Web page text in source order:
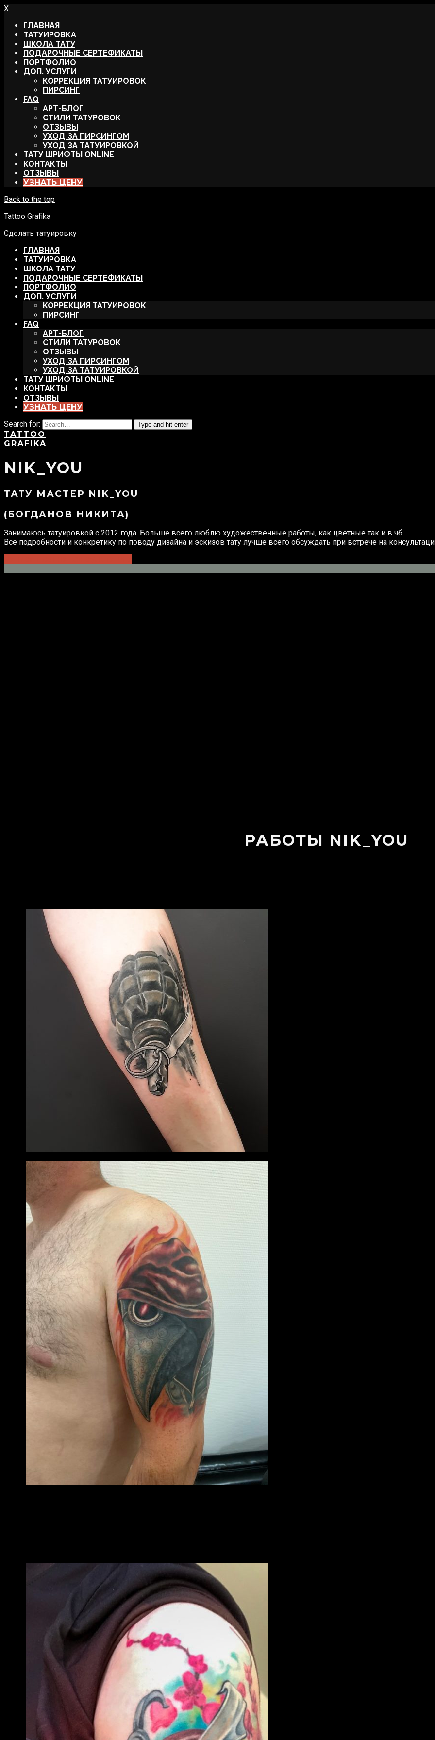
X
ГЛАВНАЯ
ТАТУИРОВКА
ШКОЛА ТАТУ
ПОДАРОЧНЫЕ СЕРТЕФИКАТЫ
ПОРТФОЛИО
ДОП. УСЛУГИ
КОРРЕКЦИЯ ТАТУИРОВОК
ПИРСИНГ
FAQ
АРТ-БЛОГ
СТИЛИ ТАТУРОВОК
ОТЗЫВЫ
УХОД ЗА ПИРСИНГОМ
УХОД ЗА ТАТУИРОВКОЙ
ТАТУ ШРИФТЫ ONLINE
КОНТАКТЫ
ОТЗЫВЫ
УЗНАТЬ ЦЕНУ
Back to the top
Tattoo Grafika
Сделать татуировку
ГЛАВНАЯ
ТАТУИРОВКА
ШКОЛА ТАТУ
ПОДАРОЧНЫЕ СЕРТЕФИКАТЫ
ПОРТФОЛИО
ДОП. УСЛУГИ
КОРРЕКЦИЯ ТАТУИРОВОК
ПИРСИНГ
FAQ
АРТ-БЛОГ
СТИЛИ ТАТУРОВОК
ОТЗЫВЫ
УХОД ЗА ПИРСИНГОМ
УХОД ЗА ТАТУИРОВКОЙ
ТАТУ ШРИФТЫ ONLINE
КОНТАКТЫ
ОТЗЫВЫ
УЗНАТЬ ЦЕНУ
Search for:
Type and hit enter
TATTOO
GRAFIKA
NIK_YOU
ТАТУ МАСТЕР NIK_YOU
(БОГДАНОВ НИКИТА)
Занимаюсь татуировкой с 2012 года. Больше всего люблю художественные работы, как цветные так и в чб.
Все подробности и конкретику по поводу дизайна и эскизов тату лучше всего обсуждать при встрече на
РАБОТЫ NIK_YOU